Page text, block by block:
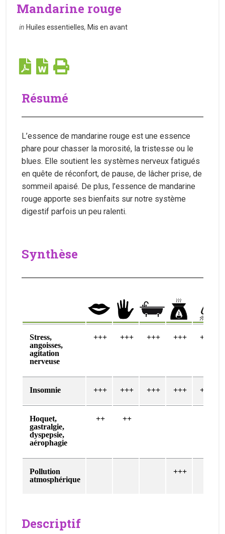
Mandarine rouge
in Huiles essentielles, Mis en avant
Résumé
L’essence de mandarine rouge est une essence
phare pour chasser la morosité, la tristesse ou le
blues. Elle soutient les systèmes nerveux fatigués
en quête de réconfort, de pause, de lâcher prise, de
sommeil apaisé. De plus, l’essence de mandarine
rouge apporte ses bienfaits sur notre système
digestif parfois un peu ralenti.
Synthèse
Stress,
angoisses,
agitation
nerveuse
+++ +++ +++ +++ +++
Insomnie +++ +++ +++ +++ +++
Hoquet,
gastralgie,
dyspepsie,
aérophagie
++ ++
Pollution
atmosphérique
+++
Descriptif